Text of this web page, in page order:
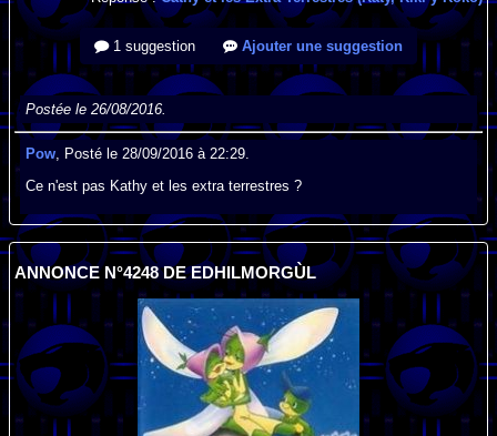
1 suggestion Ajouter une suggestion
Postée le 26/08/2016.
Pow, Posté le 28/09/2016 à 22:29.
Ce n'est pas Kathy et les extra terrestres ?
ANNONCE N°4248 DE EDHILMORGÙL